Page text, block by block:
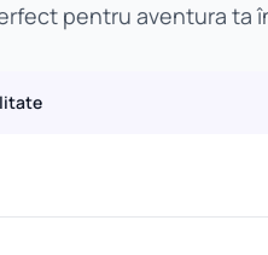
pentru aventura ta